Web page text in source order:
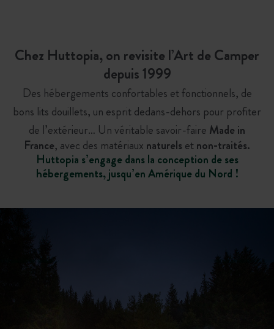
Chez Huttopia, on revisite l’Art de Camper
depuis 1999
Des hébergements confortables et fonctionnels, de
bons lits douillets, un esprit dedans-dehors pour profiter
de l’extérieur… Un véritable savoir-faire Made in
France, avec des matériaux naturels etnon-traités.
Huttopia s’engage dans la conception de ses
hébergements, jusqu’en Amérique du Nord !